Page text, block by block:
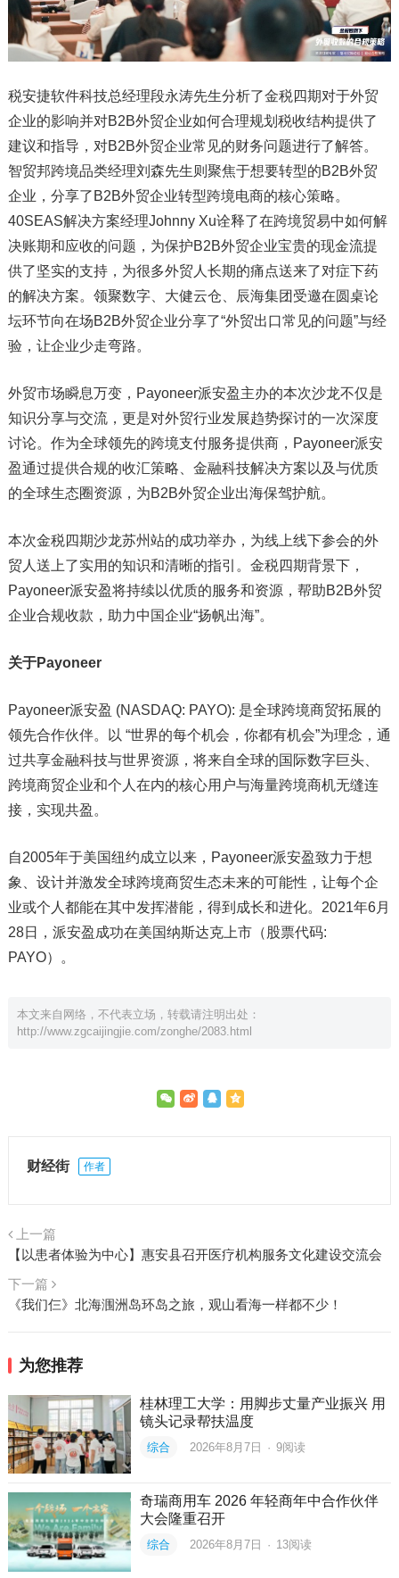
税安捷软件科技总经理段永涛先生分析了金税四期对于外贸
企业的影响并对B2B外贸企业如何合理规划税收结构提供了
建议和指导，对B2B外贸企业常见的财务问题进行了解答。
智贸邦跨境品类经理刘森先生则聚焦于想要转型的B2B外贸
企业，分享了B2B外贸企业转型跨境电商的核心策略。
40SEAS解决方案经理Johnny Xu诠释了在跨境贸易中如何解
决账期和应收的问题，为保护B2B外贸企业宝贵的现金流提
供了坚实的支持，为很多外贸人长期的痛点送来了对症下药
的解决方案。领聚数字、大健云仓、辰海集团受邀在圆桌论
坛环节向在场B2B外贸企业分享了“外贸出口常见的问题”与经
验，让企业少走弯路。
外贸市场瞬息万变，Payoneer派安盈主办的本次沙龙不仅是
知识分享与交流，更是对外贸行业发展趋势探讨的一次深度
讨论。作为全球领先的跨境支付服务提供商，Payoneer派安
盈通过提供合规的收汇策略、金融科技解决方案以及与优质
的全球生态圈资源，为B2B外贸企业出海保驾护航。
本次金税四期沙龙苏州站的成功举办，为线上线下参会的外
贸人送上了实用的知识和清晰的指引。金税四期背景下，
Payoneer派安盈将持续以优质的服务和资源，帮助B2B外贸
企业合规收款，助力中国企业“扬帆出海”。
关于Payoneer
Payoneer派安盈 (NASDAQ: PAYO): 是全球跨境商贸拓展的
领先合作伙伴。以 “世界的每个机会，你都有机会”为理念，通
过共享金融科技与世界资源，将来自全球的国际数字巨头、
跨境商贸企业和个人在内的核心用户与海量跨境商机无缝连
接，实现共盈。
自2005年于美国纽约成立以来，Payoneer派安盈致力于想
象、设计并激发全球跨境商贸生态未来的可能性，让每个企
业或个人都能在其中发挥潜能，得到成长和进化。2021年6月
28日，派安盈成功在美国纳斯达克上市（股票代码:
PAYO）。
本文来自网络，不代表立场，转载请注明出处：
http://www.zgcaijingjie.com/zonghe/2083.html
财经街 作者
上一篇
【以患者体验为中心】惠安县召开医疗机构服务文化建设交流会
下一篇
《我们仨》北海涠洲岛环岛之旅，观山看海一样都不少！
为您推荐
桂林理工大学：用脚步丈量产业振兴 用
镜头记录帮扶温度
综合 2026年8月7日 · 9阅读
奇瑞商用车 2026 年轻商年中合作伙伴
大会隆重召开
综合 2026年8月7日 · 13阅读